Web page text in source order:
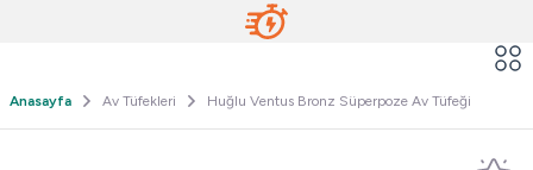
Anasayfa Av Tüfekleri Huğlu Ventus Bronz Süperpoze Av Tüfeği